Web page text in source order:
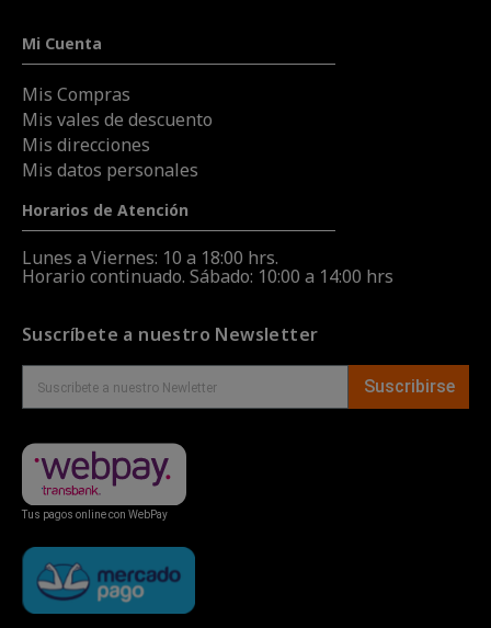
Mi Cuenta
Mis Compras
Mis vales de descuento
Mis direcciones
Mis datos personales
Horarios de Atención
Lunes a Viernes: 10 a 18:00 hrs.
Horario continuado. Sábado: 10:00 a 14:00 hrs
Suscríbete a nuestro Newsletter
Suscribirse
Tus pagos online con WebPay